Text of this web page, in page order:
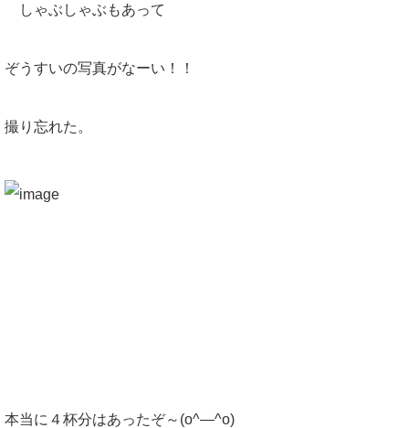
しゃぶしゃぶもあって
ぞうすいの写真がなーい！！
撮り忘れた。
本当に４杯分はあったぞ～(o^―^o)